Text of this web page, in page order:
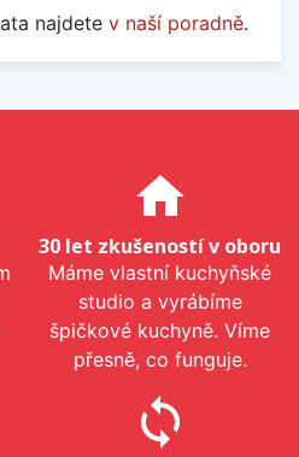
najdete v naší poradně.
home
30 let zkušeností v oboru
Máme vlastní kuchyňské
studio a vyrábíme
špičkové kuchyně. Víme
přesně, co funguje.
sync